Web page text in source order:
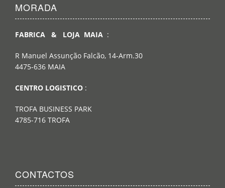
MORADA
FABRICA & LOJA MAIA :
R Manuel Assunção Falcão, 14-Arm.30
4475-636 MAIA
CENTRO LOGISTICO :
TROFA BUSINESS PARK
4785-716 TROFA
CONTACTOS